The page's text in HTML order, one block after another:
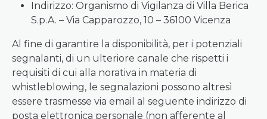
Indirizzo: Organismo di Vigilanza di Villa Berica
S.p.A. – Via Capparozzo, 10 – 36100 Vicenza
Al fine di garantire la disponibilità, per i potenziali
segnalanti, di un ulteriore canale che rispetti i
requisiti di cui alla norativa in materia di
whistleblowing, le segnalazioni possono altresì
essere trasmesse via email al seguente indirizzo di
posta elettronica personale (non afferente al